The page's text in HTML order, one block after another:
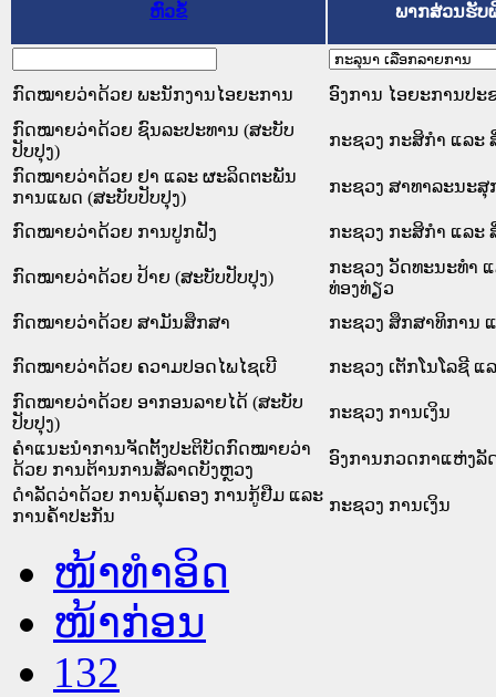
ຫົວຂໍ້ ພາກສ່ວນຮັບ
ກົດໝາຍວ່າດ້ວຍ ພະນັກງານໄອຍະການ
ອົງການ ໄອຍະການປະ
ກົດໝາຍວ່າດ້ວຍ ຊົນລະປະທານ (ສະບັບ
ປັບປຸງ)
ກະຊວງ ກະສິກຳ ແລະ
ກົດໝາຍວ່າດ້ວຍ ຢາ ແລະ ຜະລິດຕະພັນ
ການແພດ (ສະບັບປັບປຸງ)
ກະຊວງ ສາທາລະນະສຸ
ກົດໝາຍວ່າດ້ວຍ ການປູກຝັງ ກະຊວງ ກະສິກຳ ແລະ
ກົດໝາຍວ່າດ້ວຍ ປ້າຍ (ສະບັບປັບປຸງ)
ກະຊວງ ວັດທະນະທຳ
ທ່ອງທ່ຽວ
ກົດໝາຍວ່າດ້ວຍ ສາມັນສຶກສາ
ກະຊວງ ສຶກສາທິການ
ກົດໝາຍວ່າດ້ວຍ ຄວາມປອດໄພໄຊເບີ
ກະຊວງ ເຕັກໂນໂລຊີ
ກົດໝາຍວ່າດ້ວຍ ອາກອນລາຍໄດ້ (ສະບັບ
ປັບປຸງ)
ກະຊວງ ການເງິນ
ຄຳແນະນຳການຈັດຕັ້ງປະຕິບັດກົດໝາຍວ່າ
ດ້ວຍ ການຕ້ານການສໍ້ລາດບັງຫຼວງ
ອົງການກວດກາແຫ່ງລັ
ດຳລັດວ່າດ້ວຍ ການຄຸ້ມຄອງ ການກູ້ຢືມ ແລະ
ການຄ້ຳປະກັນ
ກະຊວງ ການເງິນ
ໜ້າທໍາອິດ
ໜ້າກ່ອນ
132